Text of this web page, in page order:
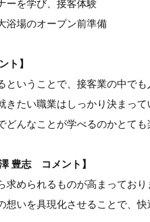
ーを学び、接客体験
のオープン前準備
ト】
いうことで、接客業の中で
たい職業はしっかり決まっ
んなことが学べるのかとても
豊志 コメント】
められるものが高まってお
想いを具現化させることで、